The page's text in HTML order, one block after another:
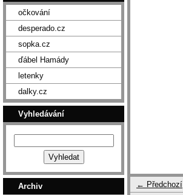
← Předchozí
očkování
desperado.cz
sopka.cz
ďábel Hamády
letenky
dalky.cz
Vyhledávání
Archiv